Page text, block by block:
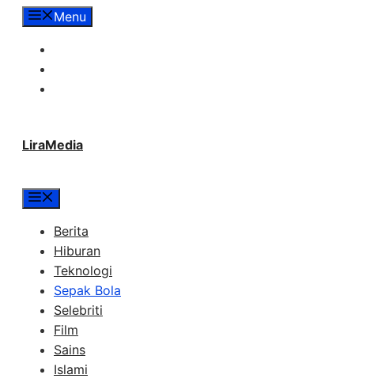
LangsungMenu
LiraMedia
Berita
Hiburan
Teknologi
Sepak Bola
Selebriti
Film
Sains
Islami